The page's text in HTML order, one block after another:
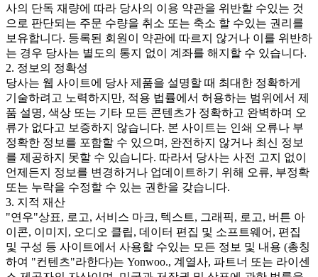
사의 단독 재량에 따라 당사의 이용 약관을 위반할 수있는 것
으로 판단되는 주문 수량을 취소 또는 축소 할 수있는 권리를
보유합니다. 등록된 회원이 약관에 따르지 않거나 이를 위반하
는 경우 당사는 별도의 통지 없이 계좌를 해지할 수 있습니다.
2. 정보의 정확성
당사는 웹 사이트에 당사 제품을 설명할 때 최대한 정확하게
기술하려고 노력하지만, 적용 법률에서 허용하는 범위에서 제
품 설명, 색상 또는 기타 모든 콘텐츠가 정확하고 완벽하며 오
류가 없다고 보증하지 않습니다. 본 사이트는 인쇄 오류나 부
정확한 정보를 포함할 수 있으며, 완전하지 않거나 최신 정보
를 제공하지 못할 수 있습니다. 따라서 당사는 사전 고지 없이
언제든지 정보를 변경하거나 업데이트하기 위해 오류, 부정확
또는 누락을 수정할 수 있는 권한을 갖습니다.
3. 지적 재산
"연우"상표, 로고, 서비스 마크, 텍스트, 그래픽, 로고, 버튼 아
이콘, 이미지, 오디오 클립, 데이터 편집 및 소프트웨어, 편집
및 구성 등 사이트에서 사용할 수있는 모든 정보 및 내용 (총칭
하여 "컨텐츠"라한다)는 Yonwoo., 계열사, 파트너 또는 라이센